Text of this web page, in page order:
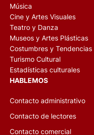
Música
Cine y Artes Visuales
Teatro y Danza
Museos y Artes Plásticas
Costumbres y Tendencias
Turismo Cultural
Estadísticas culturales
HABLEMOS
Contacto administrativo
Contacto de lectores
Contacto comercial